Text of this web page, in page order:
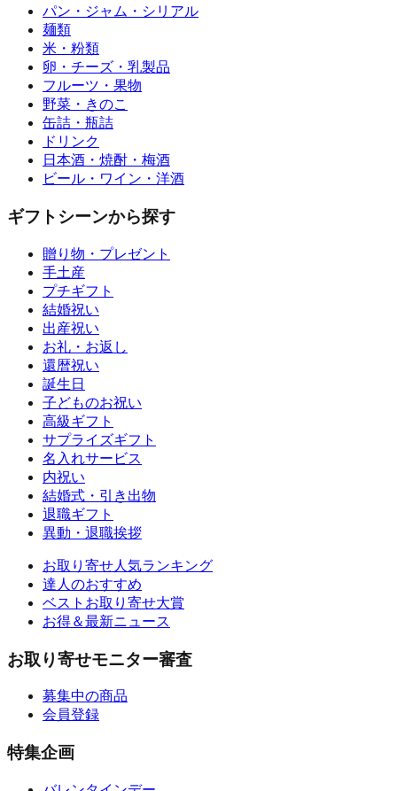
パン・ジャム・シリアル
麺類
米・粉類
卵・チーズ・乳製品
フルーツ・果物
野菜・きのこ
缶詰・瓶詰
ドリンク
日本酒・焼酎・梅酒
ビール・ワイン・洋酒
ギフトシーンから探す
贈り物・プレゼント
手土産
プチギフト
結婚祝い
出産祝い
お礼・お返し
還暦祝い
誕生日
子どものお祝い
高級ギフト
サプライズギフト
名入れサービス
内祝い
結婚式・引き出物
退職ギフト
異動・退職挨拶
お取り寄せ人気ランキング
達人のおすすめ
ベストお取り寄せ大賞
お得＆最新ニュース
お取り寄せモニター審査
募集中の商品
会員登録
特集企画